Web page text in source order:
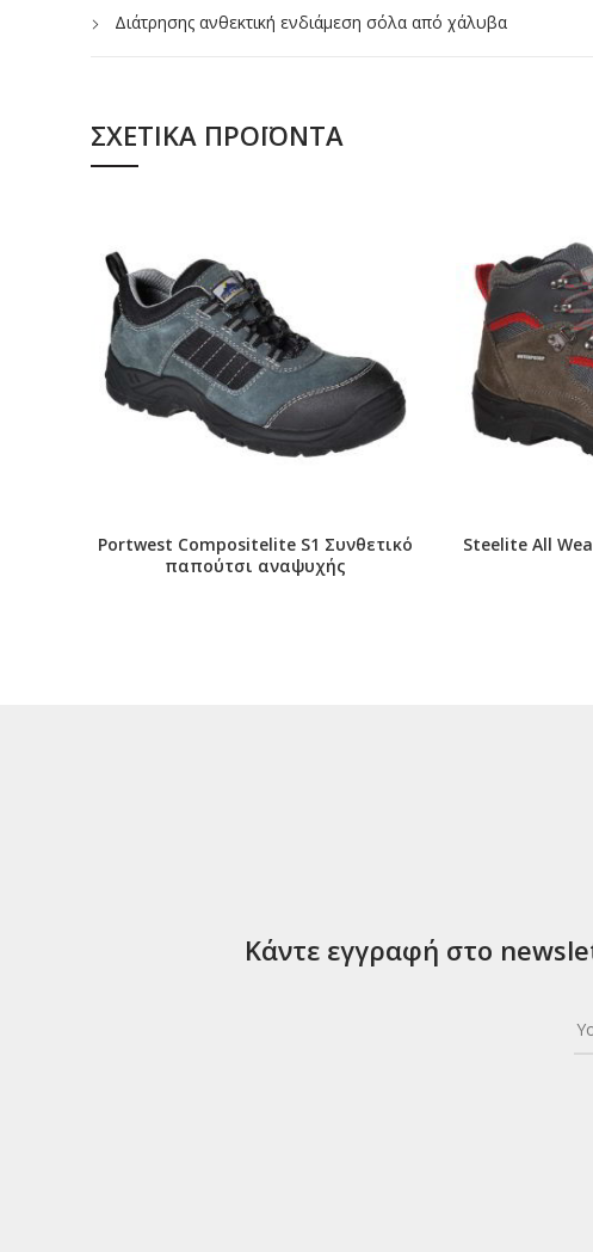
Διάτρησης ανθεκτική ενδιάμεση σόλα από χάλυβα
ΣΧΕΤΙΚΆ ΠΡΟΪΌΝΤΑ
Portwest Compositelite S1 Συνθετικό
παπούτσι αναψυχής
Steelite All
Κάντε εγγραφή στο